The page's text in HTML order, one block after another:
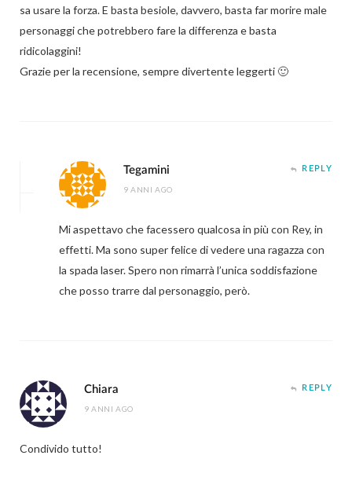
sa usare la forza. E basta besiole, davvero, basta far morire male
personaggi che potrebbero fare la differenza e basta
ridicolaggini!
Grazie per la recensione, sempre divertente leggerti 🙂
Tegamini
9 ANNI AGO
REPLY
Mi aspettavo che facessero qualcosa in più con Rey, in
effetti. Ma sono super felice di vedere una ragazza con
la spada laser. Spero non rimarrà l’unica soddisfazione
che posso trarre dal personaggio, però.
Chiara
9 ANNI AGO
REPLY
Condivido tutto!